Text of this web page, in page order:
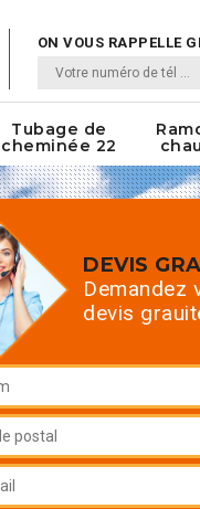
ON VOUS RAPPELLE
Tubage de
cheminée 22
DEVIS
Demandez
devis